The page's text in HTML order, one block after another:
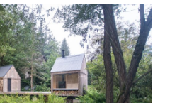
obkladů PINO -